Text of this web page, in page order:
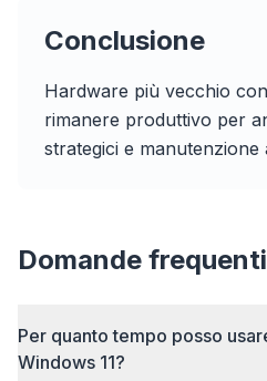
Conclusione
Hardware più vecchio
rimanere produttivo per
strategici e manutenzione
Domande frequenti
Per quanto tempo posso
Windows 11?
Fino a 3× più veloce
Prefetch intelligente e
ti rallentano.
Chrome, Edge,
una volta, ottimizzali